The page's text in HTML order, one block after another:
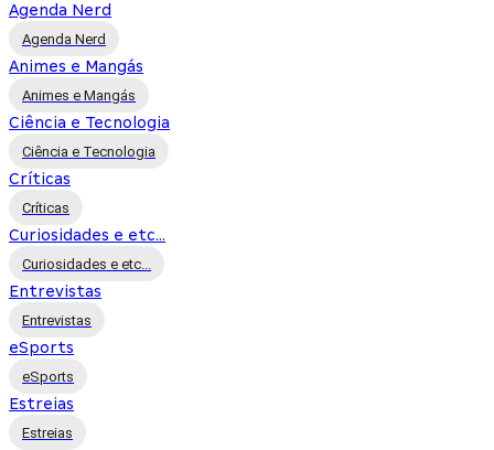
Agenda Nerd
Agenda Nerd
Animes e Mangás
Animes e Mangás
Ciência e Tecnologia
Ciência e Tecnologia
Críticas
Críticas
Curiosidades e etc...
Curiosidades e etc...
Entrevistas
Entrevistas
eSports
eSports
Estreias
Estreias